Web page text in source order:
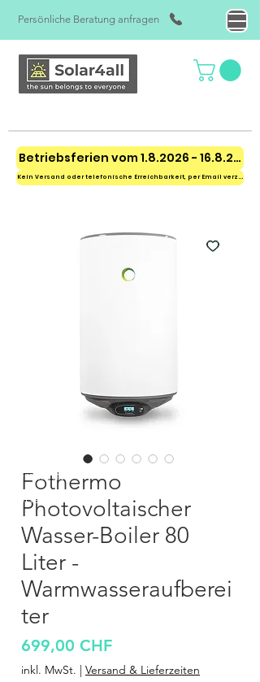
Persönliche Beratung anfragen
Betriebsferien vom 1.8.2026 - 16.8.2026
Kein Versand oder telefonische Erreichbarkeit, per Email verzögert
Fothermo
Photovoltaischer
Wasser-Boiler 80
Liter -
Warmwasseraufberei
ter
699,00 CHFPreis
inkl. MwSt. | Versand & Lieferzeiten
Überschrift 1
Überschrift 1